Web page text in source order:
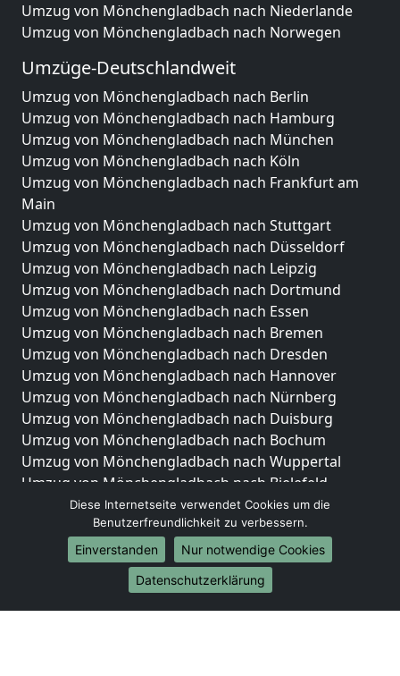
Umzug von Mönchengladbach nach Niederlande
Umzug von Mönchengladbach nach Norwegen
Umzüge-Deutschlandweit
Umzug von Mönchengladbach nach Berlin
Umzug von Mönchengladbach nach Hamburg
Umzug von Mönchengladbach nach München
Umzug von Mönchengladbach nach Köln
Umzug von Mönchengladbach nach Frankfurt am
Main
Umzug von Mönchengladbach nach Stuttgart
Umzug von Mönchengladbach nach Düsseldorf
Umzug von Mönchengladbach nach Leipzig
Umzug von Mönchengladbach nach Dortmund
Umzug von Mönchengladbach nach Essen
Umzug von Mönchengladbach nach Bremen
Umzug von Mönchengladbach nach Dresden
Umzug von Mönchengladbach nach Hannover
Umzug von Mönchengladbach nach Nürnberg
Umzug von Mönchengladbach nach Duisburg
Umzug von Mönchengladbach nach Bochum
Umzug von Mönchengladbach nach Wuppertal
Umzug von Mönchengladbach nach Bielefeld
Umzug von Mönchengladbach nach Bonn
Umzug von Mönchengladbach nach Münster
Internationale-Umzüge
Umzug von Mönchengladbach nach Brasilien
Umzug von Mönchengladbach nach Brunei
Diese Internetseite verwendet Cookies um die
Benutzerfreundlichkeit zu verbessern.
Einverstanden
Nur notwendige Cookies
Datenschutzerklärung